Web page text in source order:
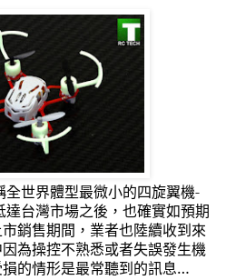
全世界體型最微小的四旋翼機-
達台灣市場之後，也確實如預期
銷售期間，業者也陸續收到來
為操控不熟悉或者失誤發生機
的情形是最常聽到的訊息…